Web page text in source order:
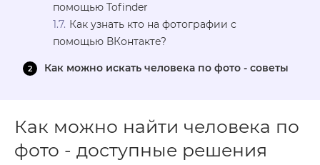
помощью Tofinder
Как узнать кто на фотографии с
помощью ВКонтакте?
Как можно искать человека по фото - советы
Как можно найти человека по
фото - доступные решения